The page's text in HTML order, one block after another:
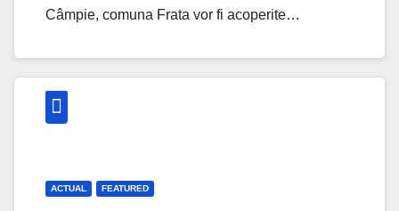
Câmpie, comuna Frata vor fi acoperite…
ACTUAL FEATURED